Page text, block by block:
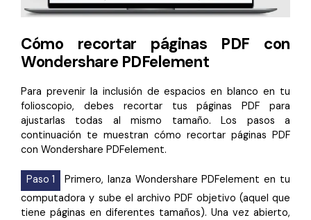
Cómo recortar páginas PDF con
Wondershare PDFelement
Para prevenir la inclusión de espacios en blanco en tu
folioscopio, debes recortar tus páginas PDF para
ajustarlas todas al mismo tamaño. Los pasos a
continuación te muestran cómo recortar páginas PDF
con Wondershare PDFelement.
Paso 1
Primero, lanza Wondershare PDFelement en tu
computadora y sube el archivo PDF objetivo (aquel que
tiene páginas en diferentes tamaños). Una vez abierto,